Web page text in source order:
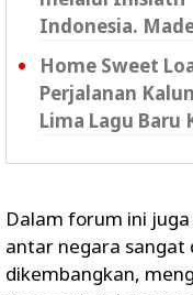
Indonesia.
Home Sweet
Perjalanan
Lima Lagu Baru
Dalam forum ini
antar negara sangat
dikembangkan,